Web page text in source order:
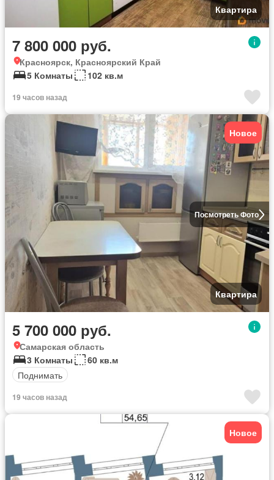
Квартира
7 800 000 руб.
Красноярск, Красноярский Край
5 Комнаты
102 кв.м
19 часов назад
Посмотреть Фото
Новое
Квартира
5 700 000 руб.
Самарская область
3 Комнаты
60 кв.м
Поднимать
19 часов назад
Новое